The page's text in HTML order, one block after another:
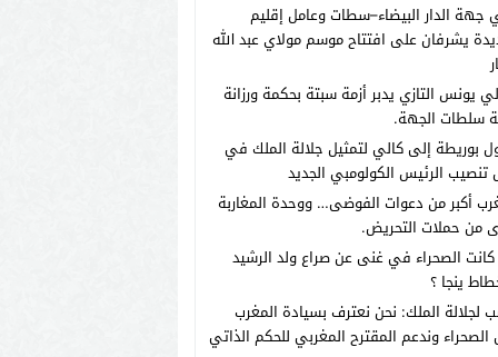
جهة الدار البيضاء–سطات وعامل إقليم
يشرفان على افتتاح موسم مولاي عبد الله
يونس التازي يدبر أزمة سبتة بحكمة ورزانة
سلطات الجهة.
بوريطة إلى كالي لتمثيل جلالة الملك في
الرئيس الكولومبي الجديد
أكبر من دعوات الفوضى… ووحدة المغاربة
من حملات التحريض.
الصحراء في غنى عن صراع ولد الرشيد
ينجا ؟
لجلالة الملك: نحن نعترف بسيادة المغرب
وندعم المقترح المغربي للحكم الذاتي